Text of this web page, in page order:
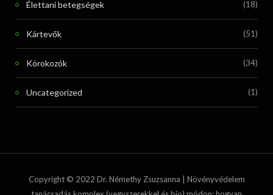
Élettani betegségek (18)
Kártevők (51)
Kórokozók (34)
Uncategorized (1)
Copyright © 2022 Dr. Némethy Zsuzsanna | Növényvédelem